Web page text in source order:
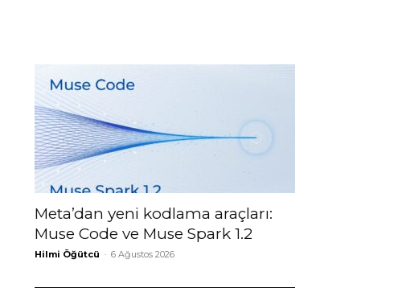
Meta’dan yeni kodlama araçları:
Muse Code ve Muse Spark 1.2
Hilmi Öğütcü - 6 Ağustos 2026